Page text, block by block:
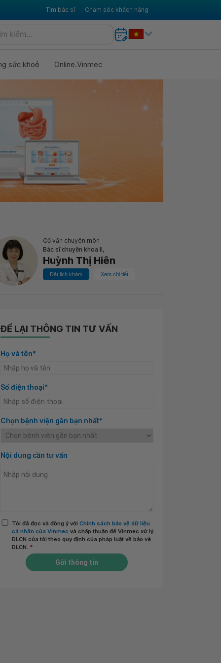
Tìm bác sĩ Chăm sóc khách hàng
sức khoẻ Online.Vinmec
Cố vấn chuyên môn
Bác sĩ chuyên khoa II,
Huỳnh Thị Hiên
Đặt lịch khám Xem chi tiết
ĐỂ LẠI THÔNG TIN TƯ VẤN
Họ và tên*
Số điện thoại*
Chọn bệnh viện gần bạn nhất*
Nội dung cần tư vấn
Tôi đã đọc và đồng ý với Chính sách bảo vệ dữ liệu
cá nhân của Vinmec và chấp thuận để Vinmec xử lý
DLCN của tôi theo quy định của pháp luật về bảo vệ
DLCN. *
Gửi thông tin